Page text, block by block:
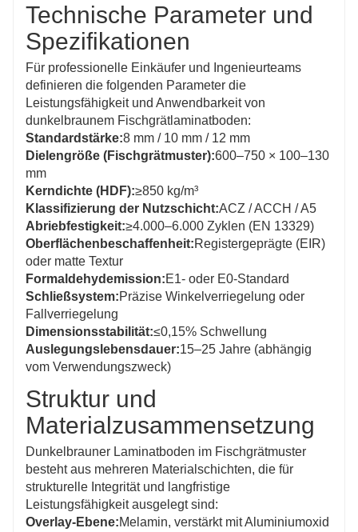
Technische Parameter und
Spezifikationen
Für professionelle Einkäufer und Ingenieurteams
definieren die folgenden Parameter die
Leistungsfähigkeit und Anwendbarkeit von
dunkelbraunem Fischgrätlaminatboden:
Standardstärke:8 mm / 10 mm / 12 mm
Dielengröße (Fischgrätmuster):600–750 × 100–130
mm
Kerndichte (HDF):≥850 kg/m³
Klassifizierung der Nutzschicht:ACZ / ACCH / A5
Abriebfestigkeit:≥4.000–6.000 Zyklen (EN 13329)
Oberflächenbeschaffenheit:Registergeprägte (EIR)
oder matte Textur
Formaldehydemission:E1- oder E0-Standard
Schließsystem:Präzise Winkelverriegelung oder
Fallverriegelung
Dimensionsstabilität:≤0,15% Schwellung
Auslegungslebensdauer:15–25 Jahre (abhängig
vom Verwendungszweck)
Struktur und
Materialzusammensetzung
Dunkelbrauner Laminatboden im Fischgrätmuster
besteht aus mehreren Materialschichten, die für
strukturelle Integrität und langfristige
Leistungsfähigkeit ausgelegt sind:
Overlay-Ebene:Melamin, verstärkt mit Aluminiumoxid